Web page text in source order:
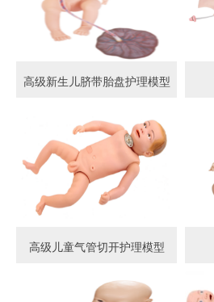
高级新生儿脐带胎盘护理模型
高级儿童气管切开护理模型